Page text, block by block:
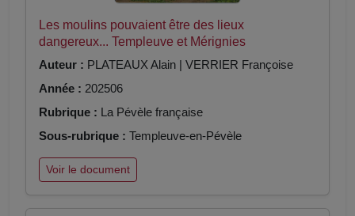
Les moulins pouvaient être des lieux
dangereux... Templeuve et Mérignies
Auteur : PLATEAUX Alain | VERRIER Françoise
Année : 202506
Rubrique : La Pévèle française
Sous-rubrique : Templeuve-en-Pévèle
Voir le document